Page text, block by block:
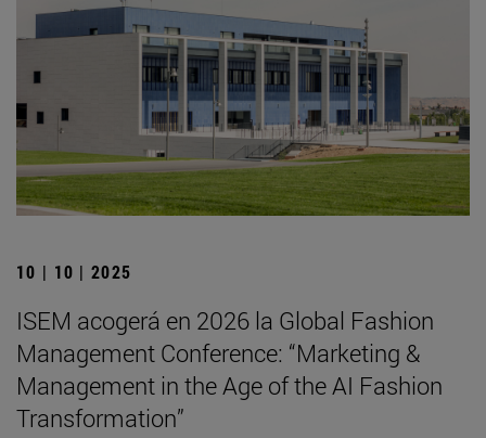
10 | 10 | 2025
ISEM acogerá en 2026 la Global Fashion
Management Conference: “Marketing &
Management in the Age of the AI Fashion
Transformation”